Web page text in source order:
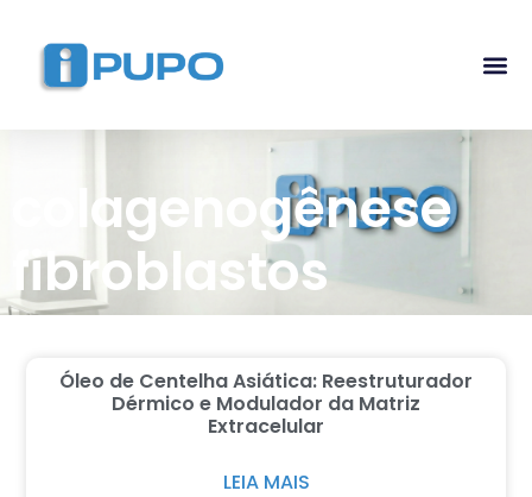
colagenogênese
fibroblastos
Óleo de Centelha Asiática: Reestruturador
Dérmico e Modulador da Matriz
Extracelular
LEIA MAIS